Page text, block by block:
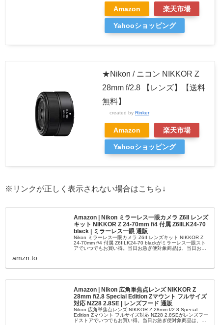
Amazon 楽天市場
Yahooショッピング
★Nikon / ニコン NIKKOR Z
28mm f/2.8 【レンズ】【送料
無料】
created by Rinker
Amazon 楽天市場
Yahooショッピング
※リンクが正しく表示されない場合はこちら↓
Amazon | Nikon ミラーレス一眼カメラ Z6II レンズ
キット NIKKOR Z 24-70mm f/4 付属 Z6IILK24-70
black | ミラーレス一眼 通販
Nikon ミラーレス一眼カメラ Z6II レンズキット NIKKOR Z
24-70mm f/4 付属 Z6IILK24-70 blackがミラーレス一眼スト
アでいつでもお買い得。当日お急ぎ便対象商品は、当日お届
amzn.to
Amazon | Nikon 広角単焦点レンズ NIKKOR Z
28mm f/2.8 Special Edition Zマウント フルサイズ
対応 NZ28 2.8SE | レンズフード 通販
Nikon 広角単焦点レンズ NIKKOR Z 28mm f/2.8 Special
Edition Zマウント フルサイズ対応 NZ28 2.8SEがレンズフー
ドストアでいつでもお買い得。当日お急ぎ便対象商品は、当